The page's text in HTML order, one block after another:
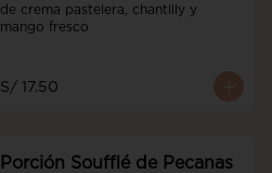
de crema pastelera, chantilly y
mango fresco
S/ 17.50
Porción Soufflé de Pecanas